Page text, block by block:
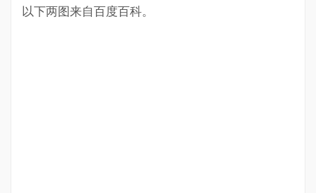
以下两图来自百度百科。